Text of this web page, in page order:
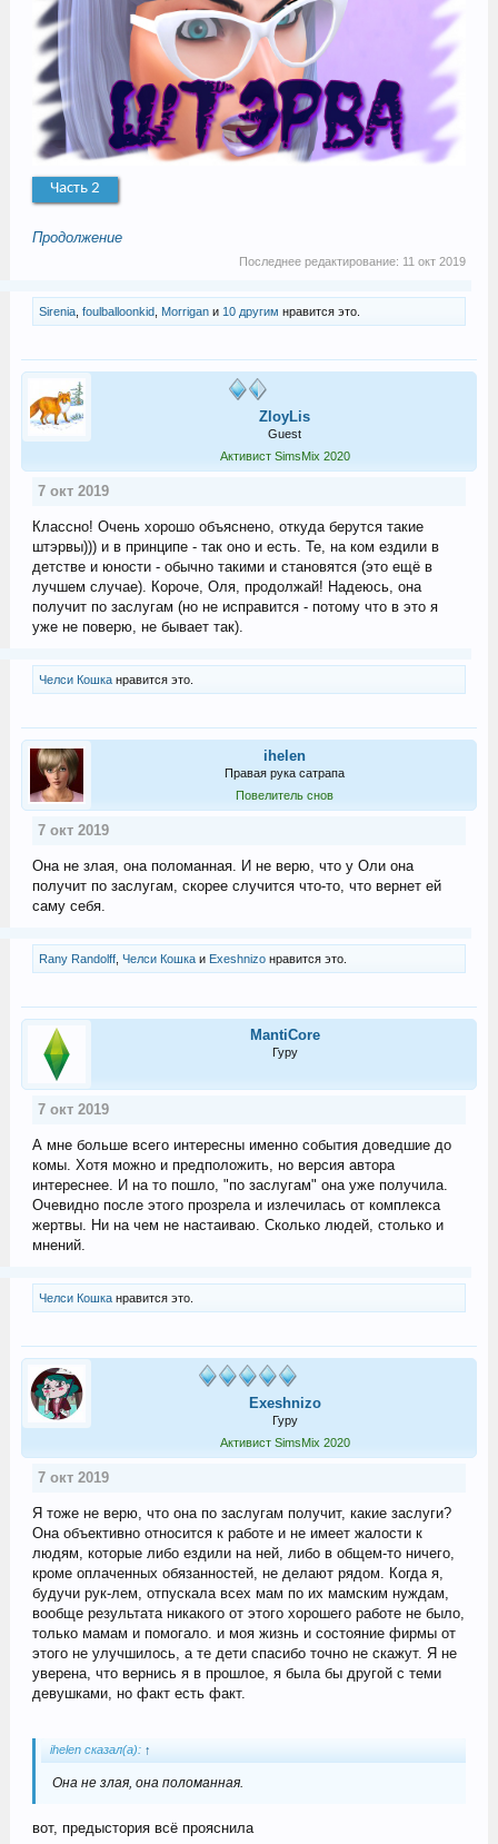
Часть 2
Продолжение
Последнее редактирование: 11 окт 2019
Sirenia, foulballoonkid, Morriganи 10 другим нравится это.
ZloyLis
Guest
Активист SimsMix 2020
7 окт 2019
Классно! Очень хорошо объяснено, откуда берутся такие
штэрвы))) и в принципе - так оно и есть. Те, на ком ездили в
детстве и юности - обычно такими и становятся (это ещё в
лучшем случае). Короче, Оля, продолжай! Надеюсь, она
получит по заслугам (но не исправится - потому что в это я
уже не поверю, не бывает так).
Челси Кошканравится это.
ihelen
Правая рука сатрапа
Повелитель снов
7 окт 2019
Она не злая, она поломанная. И не верю, что у Оли она
получит по заслугам, скорее случится что-то, что вернет ей
саму себя.
Rany Randolff, Челси Кошкаи Exeshnizoнравится это.
MantiCore
Гуру
7 окт 2019
А мне больше всего интересны именно события доведшие до
комы. Хотя можно и предположить, но версия автора
интереснее. И на то пошло, "по заслугам" она уже получила.
Очевидно после этого прозрела и излечилась от комплекса
жертвы. Ни на чем не настаиваю. Сколько людей, столько и
мнений.
Челси Кошканравится это.
Exeshnizo
Гуру
Активист SimsMix 2020
7 окт 2019
Я тоже не верю, что она по заслугам получит, какие заслуги?
Она объективно относится к работе и не имеет жалости к
людям, которые либо ездили на ней, либо в общем-то ничего,
кроме оплаченных обязанностей, не делают рядом. Когда я,
будучи рук-лем, отпускала всех мам по их мамским нуждам,
вообще результата никакого от этого хорошего работе не было,
только мамам и помогало. и моя жизнь и состояние фирмы от
этого не улучшилось, а те дети спасибо точно не скажут. Я не
уверена, что вернись я в прошлое, я была бы другой с теми
девушками, но факт есть факт.
ihelen сказал(а): ↑
Она не злая, она поломанная.
вот, предыстория всё прояснила